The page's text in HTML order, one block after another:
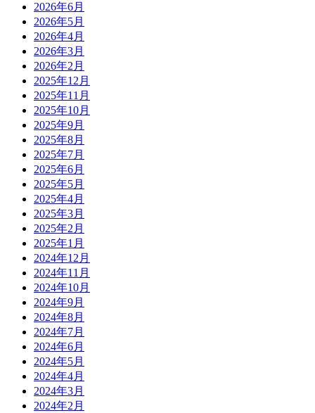
2026年6月
2026年5月
2026年4月
2026年3月
2026年2月
2025年12月
2025年11月
2025年10月
2025年9月
2025年8月
2025年7月
2025年6月
2025年5月
2025年4月
2025年3月
2025年2月
2025年1月
2024年12月
2024年11月
2024年10月
2024年9月
2024年8月
2024年7月
2024年6月
2024年5月
2024年4月
2024年3月
2024年2月